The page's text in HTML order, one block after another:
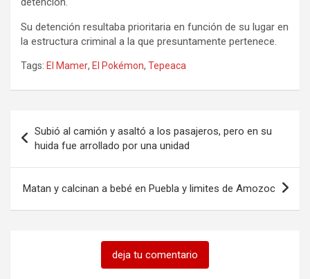
Su detención resultaba prioritaria en función de su lugar en
la estructura criminal a la que presuntamente pertenece.
Tags: El Mamer, El Pokémon, Tepeaca
de
entradas
Subió al camión y asaltó a los pasajeros, pero en su
huida fue arrollado por una unidad
Matan y calcinan a bebé en Puebla y limites de Amozoc
deja tu comentario